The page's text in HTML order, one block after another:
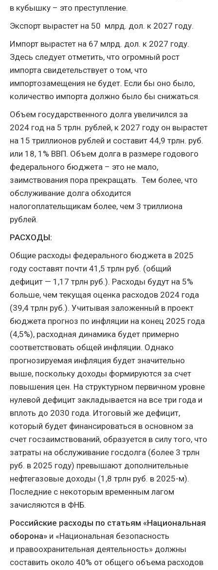
в кубышку – это преступление.
Экспорт вырастет на 50 млрд. дол. к 2027 году.
Импорт вырастет на 67 млрд. дол. к 2027 году.
Здесь следует отметить, что огромный рост
импорта свидетельствует о том, что
импортозамещения не будет. Если бы оно было,
количество импорта должно было бы снижаться.
Объем государственного долга увеличился за
2024 год на 5 трлн. рублей, к 2027 году он вырастет
на 15 триллионов рублей и составит 44,9 трлн. руб.
или 18, 1% ВВП. Объем долга в размере годового
федерального бюджета – это не мало,
заимствования пора прекращать. Тем более, что
обслуживание долга обходится
налогоплательщикам более, чем 3 триллиона
рублей.
РАСХОДЫ:
Общие расходы федерального бюджета в 2025
году составят почти 41,5 трлн руб. (общий
дефицит — 1,17 трлн руб.). Расходы будут на 5%
больше, чем текущая оценка расходов 2024 года
(39,4 трлн руб.). Учитывая заложенный в проект
бюджета прогноз по инфляции на конец 2025 года
(4,5%), расходная динамика будет примерно
соответствовать общей инфляции. Однако
прогнозируемая инфляция будет значительно
выше, поскольку доходы формируются за счет
повышения цен. На структурном первичном уровне
нулевой дефицит закладывается на все три года и
вплоть до 2030 года. Итоговый же дефицит,
который будет финансироваться в основном за
счет госзаимствований, образуется в силу того, что
затраты на обслуживание госдолга (более 3 трлн
руб. в 2025 году) превышают дополнительные
нефтегазовые доходы (1,8 трлн руб. в 2025-м).
Последние с некоторым временным лагом
зачисляются в ФНБ.
Российские расходы по статьям «Национальная
оборона» и «Национальная безопасность
и правоохранительная деятельность» должны
составить около 40% от общего объема расходов